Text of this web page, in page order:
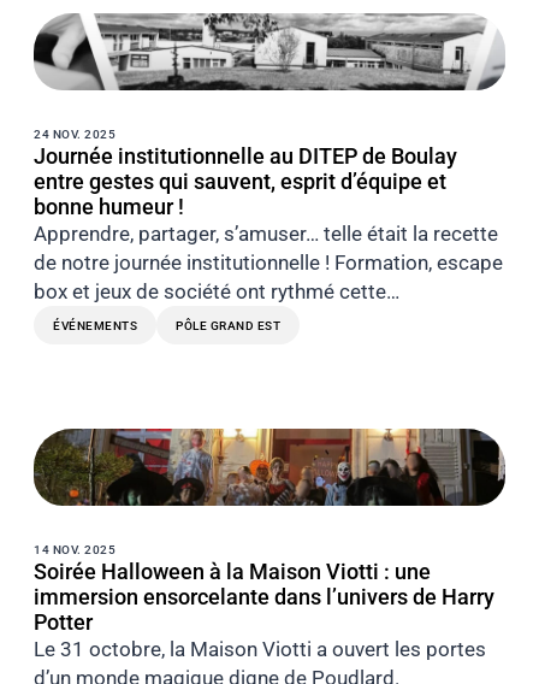
24 NOV. 2025
Journée institutionnelle au DITEP de Boulay
entre gestes qui sauvent, esprit d’équipe et
bonne humeur !
Apprendre, partager, s’amuser… telle était la recette
de notre journée institutionnelle ! Formation, escape
box et jeux de société ont rythmé cette…
ÉVÉNEMENTS PÔLE GRAND EST
14 NOV. 2025
Soirée Halloween à la Maison Viotti : une
immersion ensorcelante dans l’univers de Harry
Potter
Le 31 octobre, la Maison Viotti a ouvert les portes
d’un monde magique digne de Poudlard.